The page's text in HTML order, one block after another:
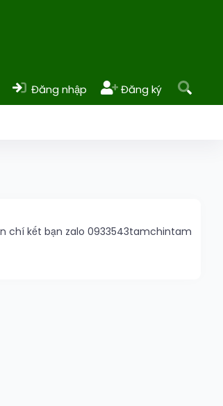
Đăng nhập Đăng ký
chí kết bạn zalo 0933543tamchintam